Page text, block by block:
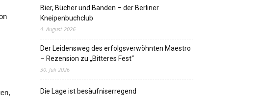
Bier, Bücher und Banden – der Berliner
Kneipenbuchclub
4. August 2026
Der Leidensweg des erfolgsverwöhnten Maestro
– Rezension zu „Bitteres Fest“
30. Juli 2026
Die Lage ist besäufniserregend